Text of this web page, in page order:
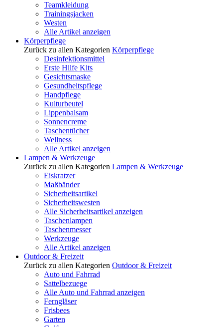
Teamkleidung
Trainingsjacken
Westen
Alle Artikel anzeigen
Körperpflege
Zurück zu allen Kategorien Körperpflege
Desinfektionsmittel
Erste Hilfe Kits
Gesichtsmaske
Gesundheitspflege
Handpflege
Kulturbeutel
Lippenbalsam
Sonnencreme
Taschentücher
Wellness
Alle Artikel anzeigen
Lampen & Werkzeuge
Zurück zu allen Kategorien Lampen & Werkzeuge
Eiskratzer
Maßbänder
Sicherheitsartikel
Sicherheitswesten
Alle Sicherheitsartikel anzeigen
Taschenlampen
Taschenmesser
Werkzeuge
Alle Artikel anzeigen
Outdoor & Freizeit
Zurück zu allen Kategorien Outdoor & Freizeit
Auto und Fahrrad
Sattelbezuege
Alle Auto und Fahrrad anzeigen
Ferngläser
Frisbees
Garten